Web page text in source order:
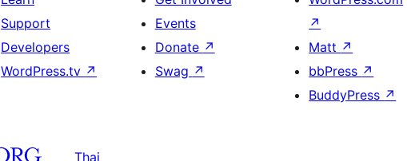
Support
Developers
WordPress.tv ↗
Events
Donate ↗
Swag ↗
↗
Matt ↗
bbPress ↗
BuddyPress ↗
Thai